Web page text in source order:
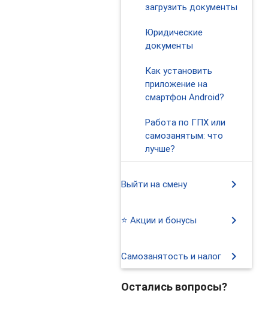
загрузить документы
Юридические
документы
Как установить
приложение на
смартфон Android?
Работа по ГПХ или
самозанятым: что
лучше?
Выйти на смену chevron_right
⭐ Акции и бонусы chevron_right
Самозанятость и налог chevron_right
Получить оплату
Остались вопросы?